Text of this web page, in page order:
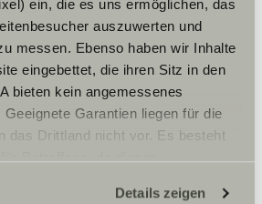
ein, die es uns ermöglichen, das
auszuwerten und
messen. Ebenso haben wir Inhalte
eingebettet, die ihren Sitz in den
bieten kein angemessenes
Garantien liegen für die
das Drittland nicht vor. Es besteht
Details zeigen
geschlossen: Sonntags, Montags,